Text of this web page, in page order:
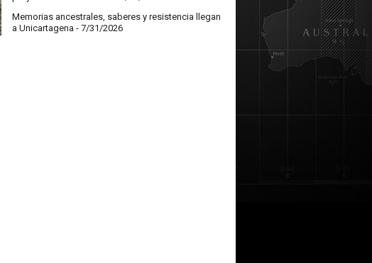
Memorias ancestrales, saberes y resistencia llegan
a Unicartagena - 7/31/2026